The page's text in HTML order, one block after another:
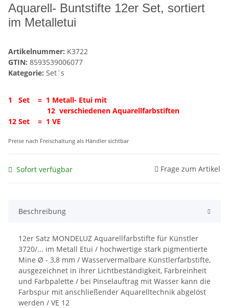
Aquarell- Buntstifte 12er Set, sortiert
im Metalletui
Artikelnummer: K3722
GTIN: 8593539006077
Kategorie: Set`s
1 Set = 1 Metall- Etui mit
12 verschiedenen Aquarellfarbstiften
12 Set = 1 VE
Preise nach Freischaltung als Händler sichtbar
Sofort verfügbar Frage zum Artikel
Beschreibung
12er Satz MONDELUZ Aquarellfarbstifte für Künstler
3720/... im Metall Etui / hochwertige stark pigmentierte
Mine Ø - 3,8 mm / Wasservermalbare Künstlerfarbstifte,
ausgezeichnet in ihrer Lichtbeständigkeit, Farbreinheit
und Farbpalette / bei Pinselauftrag mit Wasser kann die
Farbspur mit anschließender Aquarelltechnik abgelöst
werden / VE 12